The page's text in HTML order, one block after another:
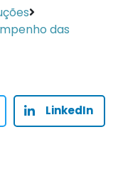
das
LinkedIn